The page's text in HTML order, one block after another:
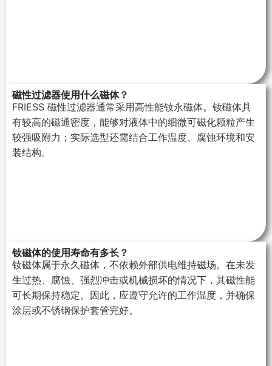
磁性过滤器使用什么磁体？
FRIESS 磁性过滤器通常采用高性能钕永磁体。钕磁体具
有较高的磁通密度，能够对液体中的细微可磁化颗粒产生
较强吸附力；实际选型还需结合工作温度、腐蚀环境和安
装结构。
钕磁体的使用寿命有多长？
钕磁体属于永久磁体，不依赖外部供电维持磁场。在未发
生过热、腐蚀、强烈冲击或机械损坏的情况下，其磁性能
可长期保持稳定。因此，应遵守允许的工作温度，并确保
涂层或不锈钢保护套管完好。